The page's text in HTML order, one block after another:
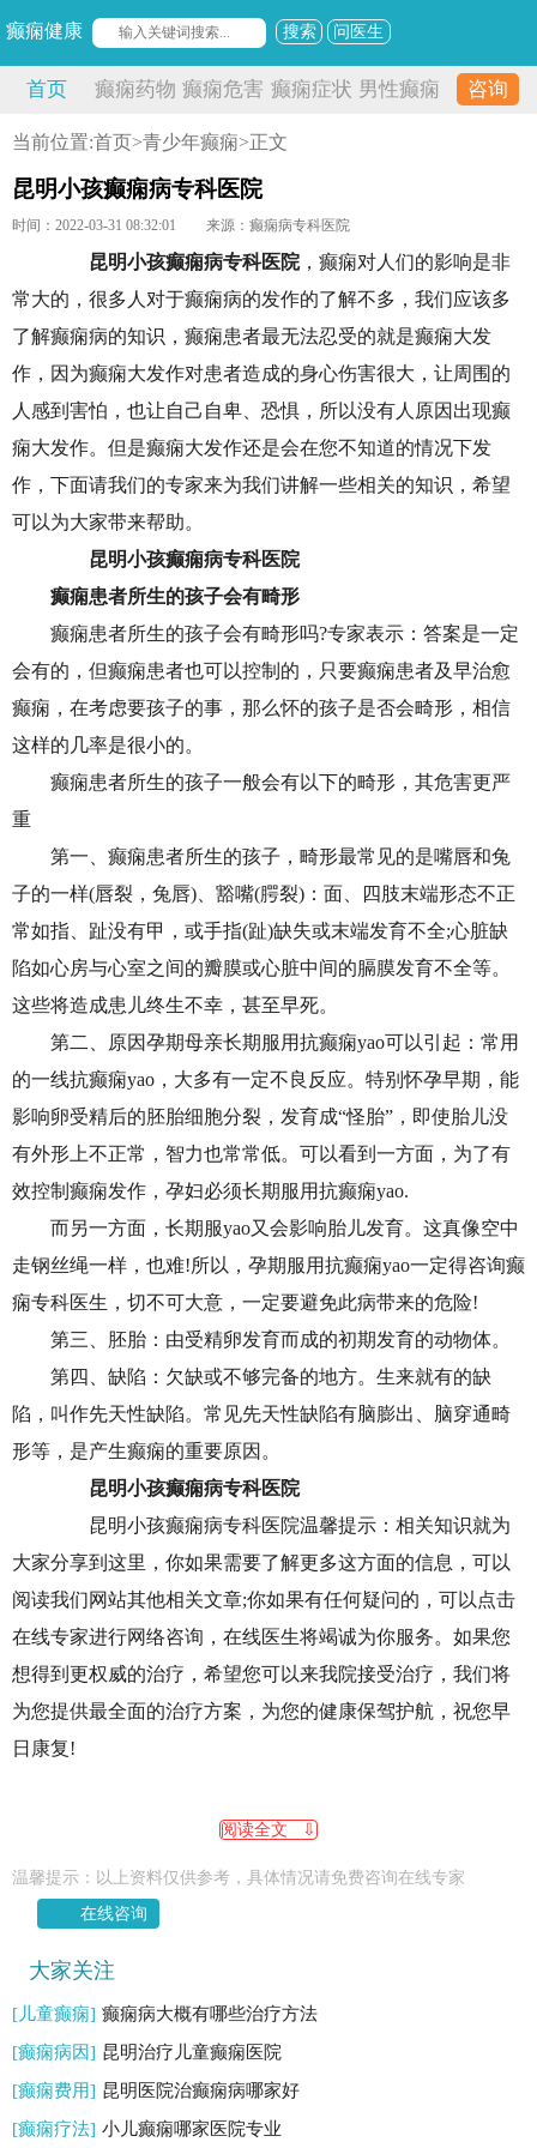
癫痫健康 搜索 问医生
首页 癫痫药物 癫痫危害 癫痫症状 男性癫痫 咨询
当前位置:首页>青少年癫痫>正文
昆明小孩癫痫病专科医院
时间：2022-03-31 08:32:01 来源：癫痫病专科医院
昆明小孩癫痫病专科医院，癫痫对人们的影响是非
常大的，很多人对于癫痫病的发作的了解不多，我们应该多
了解癫痫病的知识，癫痫患者最无法忍受的就是癫痫大发
作，因为癫痫大发作对患者造成的身心伤害很大，让周围的
人感到害怕，也让自己自卑、恐惧，所以没有人原因出现癫
痫大发作。但是癫痫大发作还是会在您不知道的情况下发
作，下面请我们的专家来为我们讲解一些相关的知识，希望
可以为大家带来帮助。
昆明小孩癫痫病专科医院
癫痫患者所生的孩子会有畸形
癫痫患者所生的孩子会有畸形吗?专家表示：答案是一定
会有的，但癫痫患者也可以控制的，只要癫痫患者及早治愈
癫痫，在考虑要孩子的事，那么怀的孩子是否会畸形，相信
这样的几率是很小的。
癫痫患者所生的孩子一般会有以下的畸形，其危害更严
重
第一、癫痫患者所生的孩子，畸形最常见的是嘴唇和兔
子的一样(唇裂，兔唇)、豁嘴(腭裂)：面、四肢末端形态不正
常如指、趾没有甲，或手指(趾)缺失或末端发育不全;心脏缺
陷如心房与心室之间的瓣膜或心脏中间的膈膜发育不全等。
这些将造成患儿终生不幸，甚至早死。
第二、原因孕期母亲长期服用抗癫痫yao可以引起：常用
的一线抗癫痫yao，大多有一定不良反应。特别怀孕早期，能
影响卵受精后的胚胎细胞分裂，发育成“怪胎”，即使胎儿没
有外形上不正常，智力也常常低。可以看到一方面，为了有
效控制癫痫发作，孕妇必须长期服用抗癫痫yao.
而另一方面，长期服yao又会影响胎儿发育。这真像空中
走钢丝绳一样，也难!所以，孕期服用抗癫痫yao一定得咨询癫
痫专科医生，切不可大意，一定要避免此病带来的危险!
第三、胚胎：由受精卵发育而成的初期发育的动物体。
第四、缺陷：欠缺或不够完备的地方。生来就有的缺
陷，叫作先天性缺陷。常见先天性缺陷有脑膨出、脑穿通畸
形等，是产生癫痫的重要原因。
昆明小孩癫痫病专科医院
昆明小孩癫痫病专科医院温馨提示：相关知识就为
大家分享到这里，你如果需要了解更多这方面的信息，可以
阅读我们网站其他相关文章;你如果有任何疑问的，可以点击
在线专家进行网络咨询，在线医生将竭诚为你服务。如果您
想得到更权威的治疗，希望您可以来我院接受治疗，我们将
为您提供最全面的治疗方案，为您的健康保驾护航，祝您早
日康复!
阅读全文 ⇩
温馨提示：以上资料仅供参考，具体情况请免费咨询在线专家
在线咨询
大家关注
[儿童癫痫] 癫痫病大概有哪些治疗方法
[癫痫病因] 昆明治疗儿童癫痫医院
[癫痫费用] 昆明医院治癫痫病哪家好
[癫痫疗法] 小儿癫痫哪家医院专业